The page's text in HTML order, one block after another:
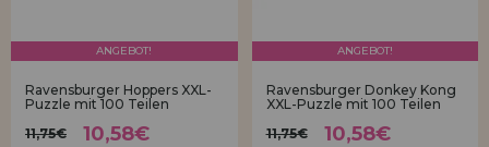
ANGEBOT!
Ravensburger Hoppers XXL-
Puzzle mit 100 Teilen
11,75€
10,58€
ANGEBOT!
Ravensburger Donkey Kong
XXL-Puzzle mit 100 Teilen
11,75€
10,58€